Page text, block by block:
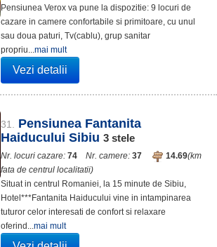
Pensiunea Verox va pune la dispozitie: 9 locuri de
cazare in camere confortabile si primitoare, cu unul
sau doua paturi, Tv(cablu), grup sanitar
propriu...mai mult
Vezi detalii
31. Pensiunea Fantanita
Haiducului Sibiu 3 stele
Nr. locuri cazare: 74 Nr. camere: 37 14.69(km
fata de centrul localitatii)
Situat in centrul Romaniei, la 15 minute de Sibiu,
Hotel***Fantanita Haiducului vine in intampinarea
tuturor celor interesati de confort si relaxare
oferind...mai mult